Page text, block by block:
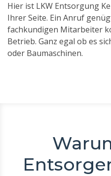
Hier ist LKW Entsorgung
Ihrer Seite. Ein Anruf
fachkundigen Mitarbeiter
Betrieb. Ganz egal ob es
oder Baumaschinen.